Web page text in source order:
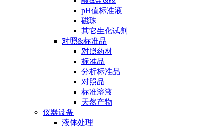
pH值标准液
磁珠
其它生化试剂
对照&标准品
对照药材
标准品
分析标准品
对照品
标准溶液
天然产物
仪器设备
液体处理